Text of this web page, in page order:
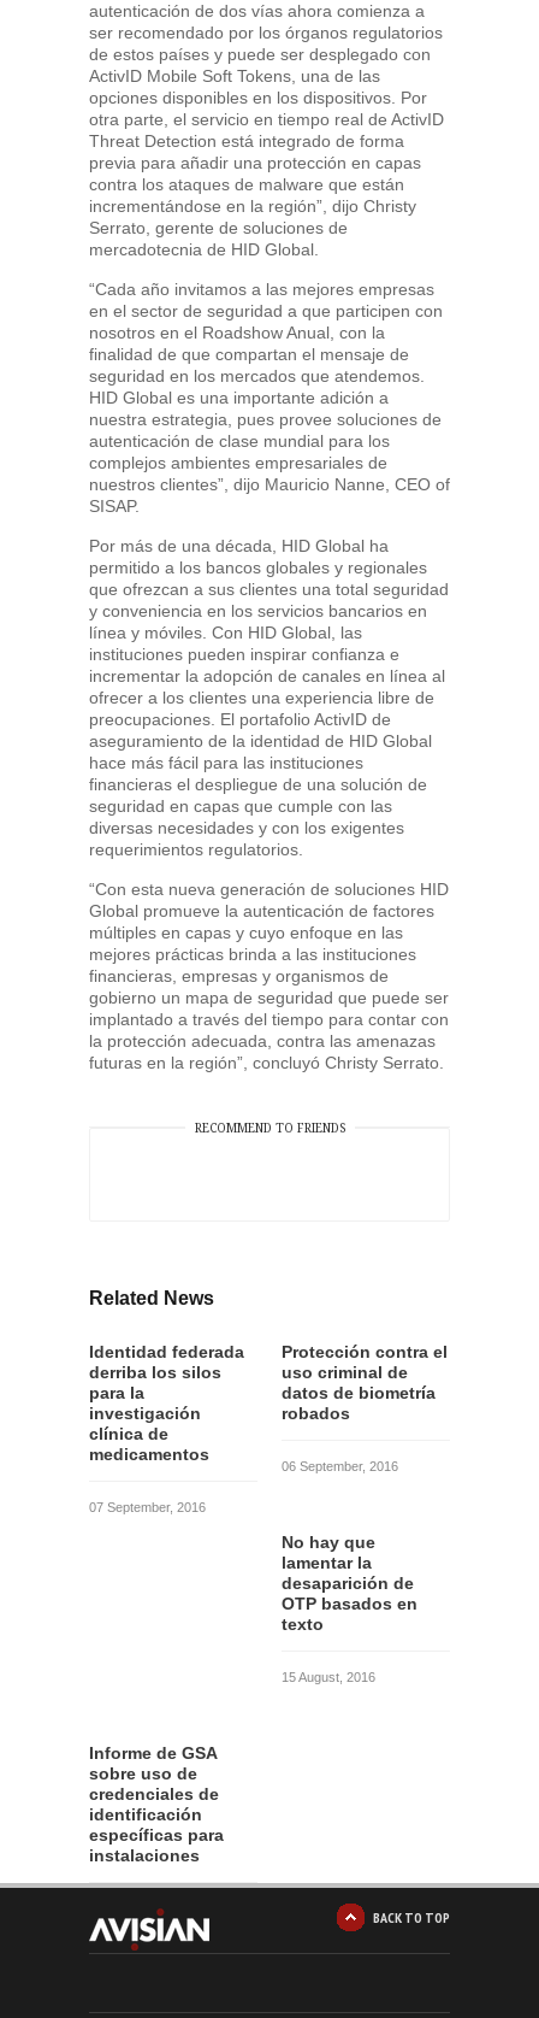
autenticación de dos vías ahora comienza a
ser recomendado por los órganos regulatorios
de estos países y puede ser desplegado con
ActivID Mobile Soft Tokens, una de las
opciones disponibles en los dispositivos. Por
otra parte, el servicio en tiempo real de ActivID
Threat Detection está integrado de forma
previa para añadir una protección en capas
contra los ataques de malware que están
incrementándose en la región”, dijo Christy
Serrato, gerente de soluciones de
mercadotecnia de HID Global.
“Cada año invitamos a las mejores empresas
en el sector de seguridad a que participen con
nosotros en el Roadshow Anual, con la
finalidad de que compartan el mensaje de
seguridad en los mercados que atendemos.
HID Global es una importante adición a
nuestra estrategia, pues provee soluciones de
autenticación de clase mundial para los
complejos ambientes empresariales de
nuestros clientes”, dijo Mauricio Nanne, CEO of
SISAP.
Por más de una década, HID Global ha
permitido a los bancos globales y regionales
que ofrezcan a sus clientes una total seguridad
y conveniencia en los servicios bancarios en
línea y móviles. Con HID Global, las
instituciones pueden inspirar confianza e
incrementar la adopción de canales en línea al
ofrecer a los clientes una experiencia libre de
preocupaciones. El portafolio ActivID de
aseguramiento de la identidad de HID Global
hace más fácil para las instituciones
financieras el despliegue de una solución de
seguridad en capas que cumple con las
diversas necesidades y con los exigentes
requerimientos regulatorios.
“Con esta nueva generación de soluciones HID
Global promueve la autenticación de factores
múltiples en capas y cuyo enfoque en las
mejores prácticas brinda a las instituciones
financieras, empresas y organismos de
gobierno un mapa de seguridad que puede ser
implantado a través del tiempo para contar con
la protección adecuada, contra las amenazas
futuras en la región”, concluyó Christy Serrato.
RECOMMEND TO FRIENDS
Related News
Identidad federada
derriba los silos
para la
investigación
clínica de
medicamentos
07 September, 2016
Protección contra el
uso criminal de
datos de biometría
robados
06 September, 2016
No hay que
lamentar la
desaparición de
OTP basados en
texto
15 August, 2016
Informe de GSA
sobre uso de
credenciales de
identificación
específicas para
instalaciones
12 August, 2016 BACK TO TOP